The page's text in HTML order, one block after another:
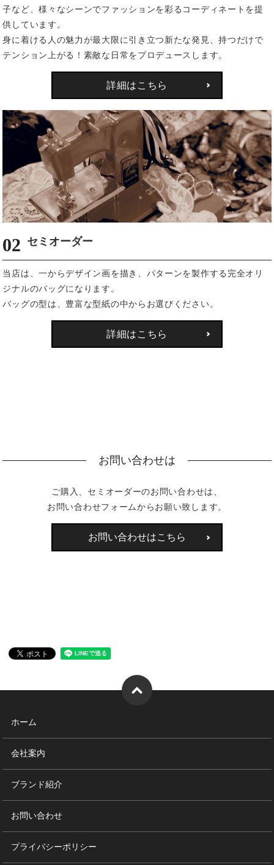
子など、様々なシーンでファッションを彩るコーディネートを提
供しています。
身に着ける人の魅力が最大限に引き立つ新たな発見、持つだけで
テンション上がる！素敵な日常をプロデュースします。
詳細はこちら
02 セミオーダー
当店は、一からデザイン画を描き、パターンを製作する完全オリ
ジナルのバッグになります。
バッグの型は、豊富な型紙の中からお選びください。
詳細はこちら
お問い合わせは
ご購入、セミオーダーのお問い合わせは、
お問い合わせフォームからお願い致します。
お問い合わせはこちら
ホーム
会社案内
ブランド紹介
お問い合わせ
プライバシーポリシー